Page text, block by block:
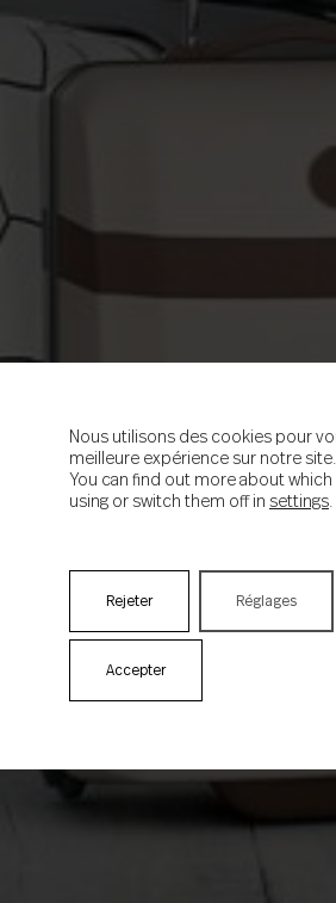
Nous utilisons des cookies pour
meilleure expérience sur notre site.
You can find out more about
using or switch them off in settings.
Accepter
Rejeter Réglages